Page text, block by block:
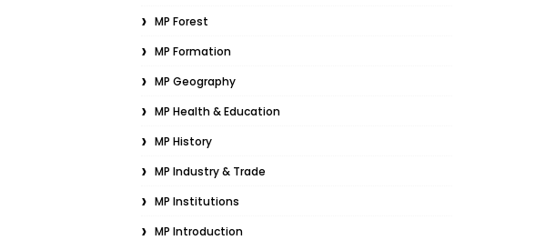
MP Forest
MP Formation
MP Geography
MP Health & Education
MP History
MP Industry & Trade
MP Institutions
MP Introduction